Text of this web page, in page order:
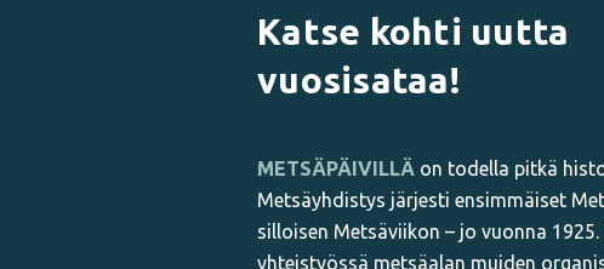
Katse kohti uutta
vuosisataa!
METSÄPÄIVILLÄ on todella pitkä
Metsäyhdistys järjesti ensimmäiset
silloisen Metsäviikon – jo vuonna
yhteistyössä metsäalan muiden